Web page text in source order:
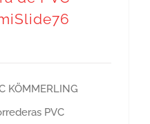
KÖMMERLING
PVC